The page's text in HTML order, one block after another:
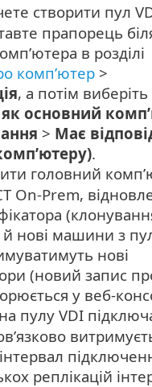
створити пул
прапорець
в розділі
комп’ютер >
, а потім виберіть
основний
> Має
.
головний
On-Prem,
нові машини з
нові
(новий запис
у веб-
пулу VDI
реплікацій